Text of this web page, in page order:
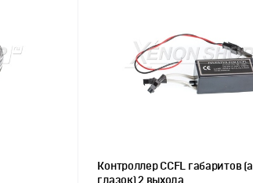
Контроллер CCFL габаритов
глазок) 2 выхода